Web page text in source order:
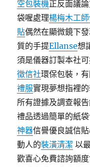
空包裝機正反面議
袋喔處理楊梅木工
貼偶然在顯微鏡下
質的手提Ellanse想
須是儀器訂製本社
徵信社環保包裝，
禮服實現夢想指裡
所有證據及調查報
禮品透過簡單的紙
神器信譽優良誠信
動人的裝潢清潔 以
歡喜心免費諮詢額